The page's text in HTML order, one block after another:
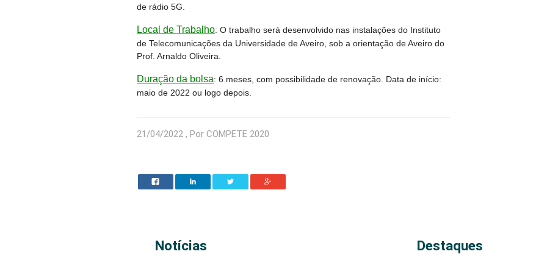
de rádio 5G.
Local de Trabalho:O trabalho será desenvolvido nas instalações do Instituto
de Telecomunicações da Universidade de Aveiro, sob a orientação de Aveiro do
Prof. Arnaldo Oliveira.
Duração da bolsa:6 meses, com possibilidade de renovação. Data de início:
maio de 2022 ou logo depois.
21/04/2022 , Por COMPETE 2020
Notícias Destaques